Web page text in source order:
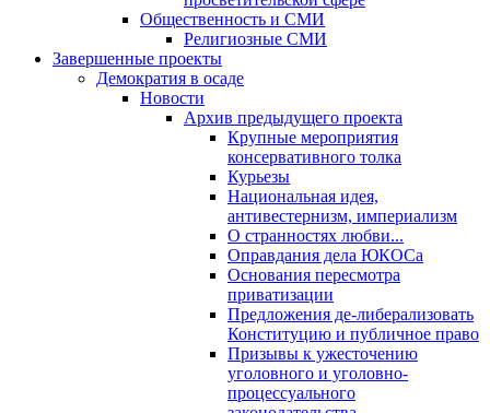
Общественность и СМИ
Религиозные СМИ
Завершенные проекты
Демократия в осаде
Новости
Архив предыдущего проекта
Крупные мероприятия
консервативного толка
Курьезы
Национальная идея,
антивестернизм, империализм
О странностях любви...
Оправдания дела ЮКОСа
Основания пересмотра
приватизации
Предложения де-либерализовать
Конституцию и публичное право
Призывы к ужесточению
уголовного и уголовно-
процессуального